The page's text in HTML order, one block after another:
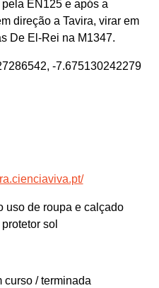
EN125 e após a
direção a Tavira, virar em
De El-Rei na M1347.
-7.675130242279
uso de roupa e calçado
sol
curso / terminada